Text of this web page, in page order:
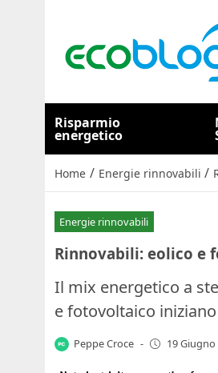
Risparmio
energetico
Home / Energie rinnovabili /
Energie rinnovabili
Rinnovabili: eolico e
Il mix energetico a
e fotovoltaico
Peppe Croce - 19 Giugno